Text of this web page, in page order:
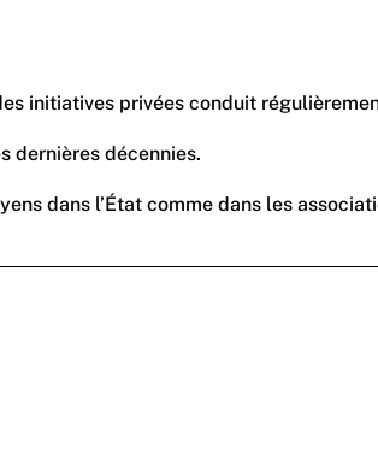
privées conduit
dernières décennies.
comme